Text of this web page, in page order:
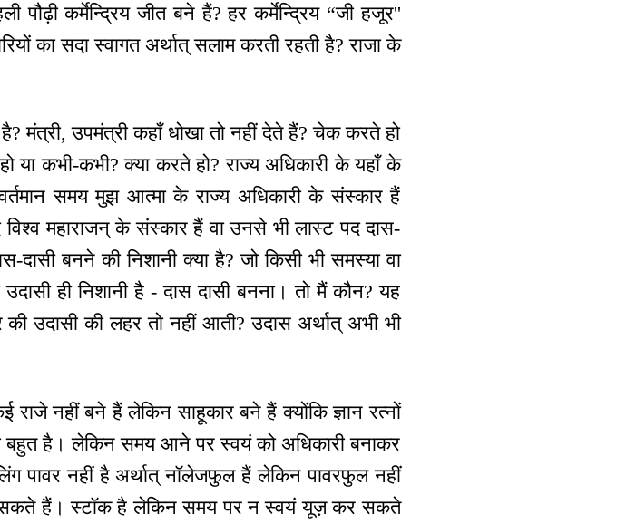
पौढ़ी कर्मेन्द्रिय जीत बने हैं? हर कर्मेन्द्रिय “जी हजूर''
का सदा स्वागत अर्थात् सलाम करती रहती है? राजा के
मंत्री, उपमंत्री कहाँ धोखा तो नहीं देते हैं? चेक करते हो
या कभी-कभी? क्या करते हो? राज्य अधिकारी के यहाँ के
समय मुझ आत्मा के राज्य अधिकारी के संस्कार हैं
महाराजन् के संस्कार हैं वा उनसे भी लास्ट पद दास-
दासी बनने की निशानी क्या है? जो किसी भी समस्या वा
ही निशानी है - दास दासी बनना। तो मैं कौन? यह
उदासी की लहर तो नहीं आती? उदास अर्थात् अभी भी
राजे नहीं बने हैं लेकिन साहूकार बने हैं क्योंकि ज्ञान रत्नों
बहुत है। लेकिन समय आने पर स्वयं को अधिकारी बनाकर
पावर नहीं है अर्थात् नॉलेजफुल हैं लेकिन पावरफुल नहीं
सकते हैं। स्टॉक है लेकिन समय पर न स्वयं यूज़ कर सकते